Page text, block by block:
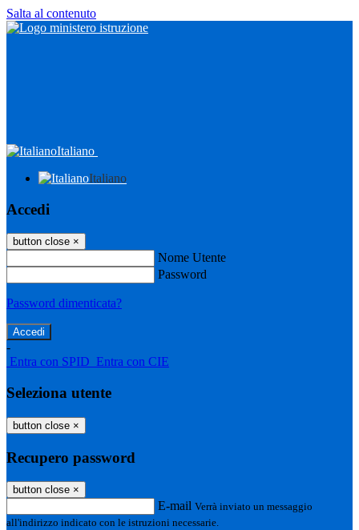
Salta al contenuto
Italiano
Italiano
Accedi
button close ×
Nome Utente
Password
Password dimenticata?
-
Entra con SPID Entra con CIE
Seleziona utente
button close ×
Recupero password
button close ×
E-mail Verrà inviato un messaggio
all'indirizzo indicato con le istruzioni necessarie.